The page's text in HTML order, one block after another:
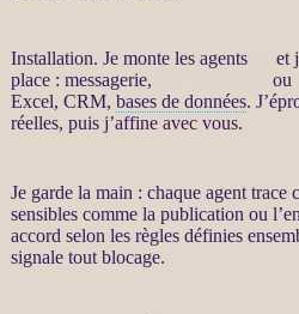
Installation. Je monte les agents
et
place : messagerie,
ou
Excel, CRM, bases de données.
réelles, puis j’affine avec vous.
Je garde la main : chaque agenttrace
sensibles comme la publication ou
accord selon les règles définies
signale tout blocage.